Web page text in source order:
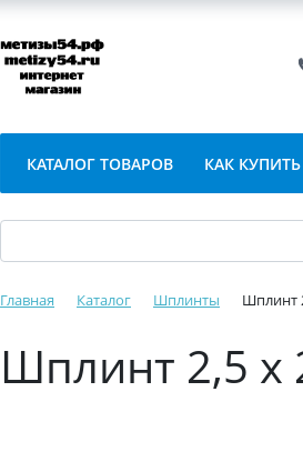
КАТАЛОГ ТОВАРОВ КАК КУПИТЬ
Главная Каталог Шплинты Шплинт
Шплинт 2,5 х